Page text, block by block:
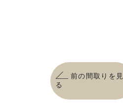
前の間取りを見
る